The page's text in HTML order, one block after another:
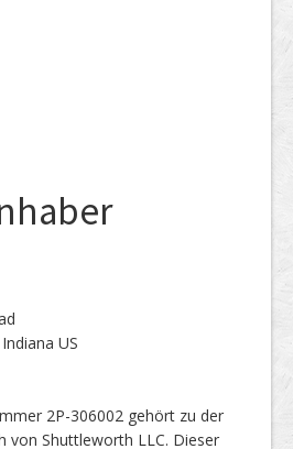
US
2P-306002 gehört zu der
von Shuttleworth LLC. Dieser